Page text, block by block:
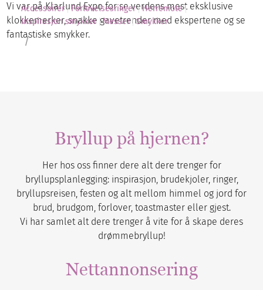
Vi var på Klarlund Expo for se verdens mest eksklusive
klokkemerker, snakke gavetrender med ekspertene og se
fantastiske smykker.
Accessoirer Forlovelsesringer
Herremote
Inspirasjon smykker
Messer Smykker
/
Bryllup på hjernen?
Her hos oss finner dere alt dere trenger for
bryllupsplanlegging: inspirasjon, brudekjoler, ringer,
bryllupsreisen, festen og alt mellom himmel og jord for
brud, brudgom, forlover, toastmaster eller gjest.
Vi har samlet alt dere trenger å vite for å skape deres
drømmebryllup!
Nettannonsering